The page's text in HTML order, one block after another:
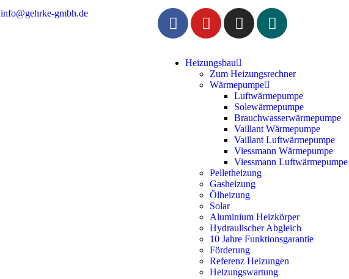
info@gehrke-gmbh.de
Heizungsbau
Zum Heizungsrechner
Wärmepumpe
Luftwärmepumpe
Solewärmepumpe
Brauchwasserwärmepumpe
Vaillant Wärmepumpe
Vaillant Luftwärmepumpe
Viessmann Wärmepumpe
Viessmann Luftwärmepumpe
Pelletheizung
Gasheizung
Ölheizung
Solar
Aluminium Heizkörper
Hydraulischer Abgleich
10 Jahre Funktionsgarantie
Förderung
Referenz Heizungen
Heizungswartung